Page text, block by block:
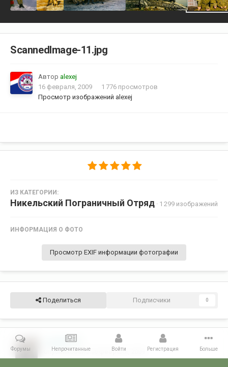
ScannedImage-11.jpg
Автор alexej
16 февраля, 2009
1 776 просмотров
Просмотр изображений alexej
ИЗ КАТЕГОРИИ:
Никельский Пограничный Отряд · 1 299 изображений
ИНФОРМАЦИЯ О ФОТО
Просмотр EXIF информации фотографии
Поделиться Подписчики 0
sedoi08
Опубликовано 16 февраля, 2009
Форумы Непрочитанные Войти Регистрация Больше